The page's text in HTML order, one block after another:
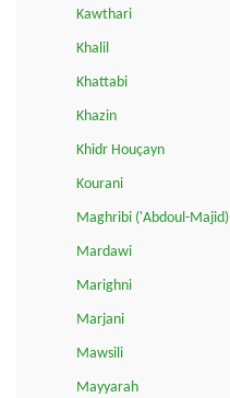
Kawthari
Khalil
Khattabi
Khazin
Khidr Houçayn
Kourani
Maghribi ('Abdoul-Majid)
Mardawi
Marighni
Marjani
Mawsili
Mayyarah